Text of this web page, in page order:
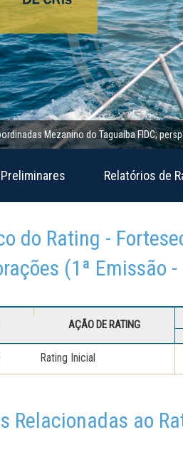
Mezanino do Taguaíba FIDC; perspectiva
Relatórios de
do Rating -
(1ª Emissão
AÇÃO DE RATING
Rating Inicial
Relacionadas ao